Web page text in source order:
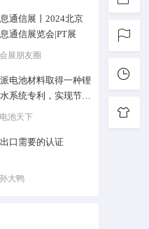
通信展丨2024北京
通信展览会|PT展
会展朋友圈
电池材料取得一种锂
系统专利，实现节能
电池天下
口需要的认证
孙大鸭